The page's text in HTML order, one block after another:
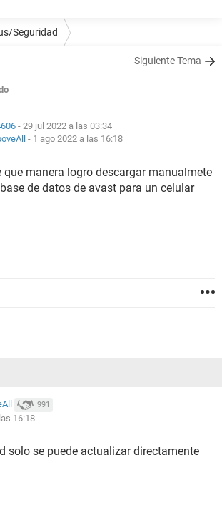
Seguridad
Siguiente Tema
- 29 jul 2022 a las 03:34
- 1 ago 2022 a las 16:18
que manera logro descargar manualmete
de datos de avast para un celular
991
16:18
solo se puede actualizar directamente